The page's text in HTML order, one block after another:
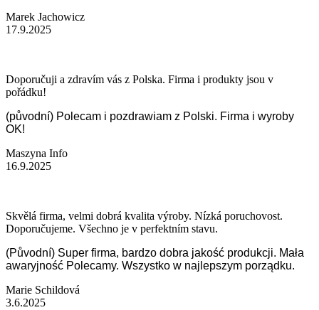
Marek Jachowicz
17.9.2025
Doporučuji a zdravím vás z Polska. Firma i produkty jsou v
pořádku!
(původní) Polecam i pozdrawiam z Polski. Firma i wyroby
OK!
Maszyna Info
16.9.2025
Skvělá firma, velmi dobrá kvalita výroby. Nízká poruchovost.
Doporučujeme. Všechno je v perfektním stavu.
(Původní) Super firma, bardzo dobra jakość produkcji. Mała
awaryjność Polecamy. Wszystko w najlepszym porządku.
Marie Schildová
3.6.2025